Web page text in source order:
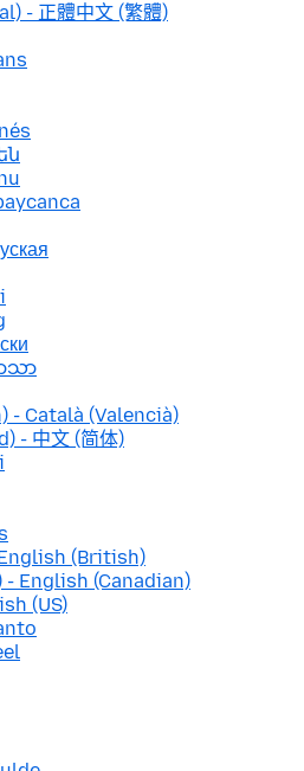
- 正體中文 (繁體)
သာ
- Català (Valencià)
- 中文 (简体)
(British)
- English (Canadian)
(US)